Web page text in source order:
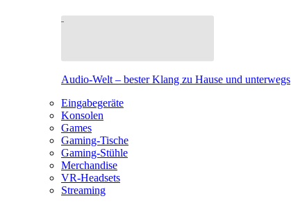
Audio-Welt – bester Klang zu Hause und unterwegs
Eingabegeräte
Konsolen
Games
Gaming-Tische
Gaming-Stühle
Merchandise
VR-Headsets
Streaming